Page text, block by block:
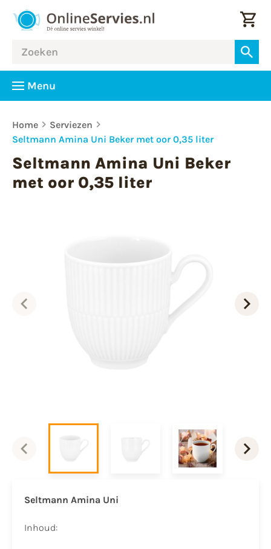
Menu
Home
Serviezen
Seltmann Amina Uni Beker met oor 0,35 liter
Seltmann Amina Uni Beker
met oor 0,35 liter
Seltmann Amina Uni
Inhoud: